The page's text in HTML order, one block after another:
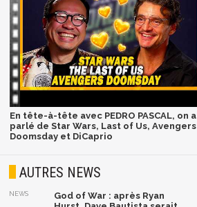
En tête-à-tête avec PEDRO PASCAL, on a
parlé de Star Wars, Last of Us, Avengers
Doomsday et DiCaprio
AUTRES NEWS
NEWS
God of War : après Ryan